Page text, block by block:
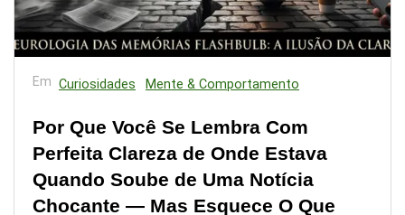
Em Curiosidades Mente & Comportamento
Por Que Você Se Lembra Com
Perfeita Clareza de Onde Estava
Quando Soube de Uma Notícia
Chocante — Mas Esquece O Que